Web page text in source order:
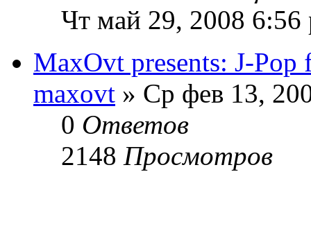
Чт май 29, 2008 6:56
MaxOvt presents: J-Pop
maxovt » Ср фев 13,
0 Ответов
2148 Просмотров